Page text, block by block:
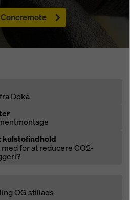
Doka
kulstofindhold
for at reducere CO2-
OG stillads